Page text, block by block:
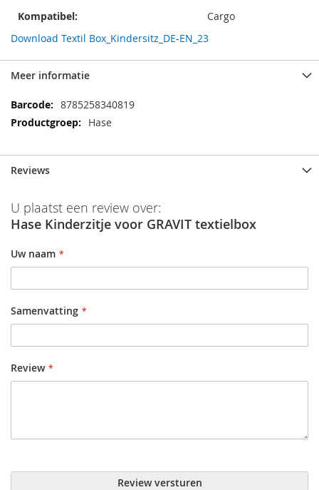
Kompatibel:
Cargo
Download Textil Box_Kindersitz_DE-EN_23
Meer informatie
Meer
informatie
8785258340819
Hase
Reviews
U plaatst een review over:
Hase Kinderzitje voor GRAVIT textielbox
Uw naam
Samenvatting
Review
Review versturen